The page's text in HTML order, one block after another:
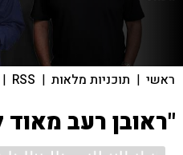
ראשי | תוכניות מלאות |
RSS
|
"ראובן רעב